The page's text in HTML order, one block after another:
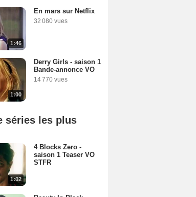
1:46
En mars sur Netflix
32 080 vues
1:00
Derry Girls - saison 1
Bande-annonce VO
14 770 vues
séries les plus
1:02
4 Blocks Zero -
saison 1 Teaser VO
STFR